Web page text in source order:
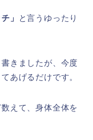
」
と言うゆったり
きましたが、今度
あげるだけです。
えて、身体全体を